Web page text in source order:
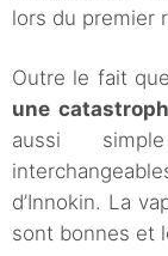
lors du premier
Outre le fait que
une
aussi
d’Innokin. La
sont bonnes et